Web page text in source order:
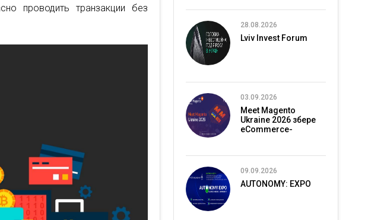
проводить транзакции без
28.08.2026
Lviv Invest Forum
03.09.2026
Meet Magento
Ukraine 2026 збере
eCommerce-
09.09.2026
AUTONOMY: EXPO